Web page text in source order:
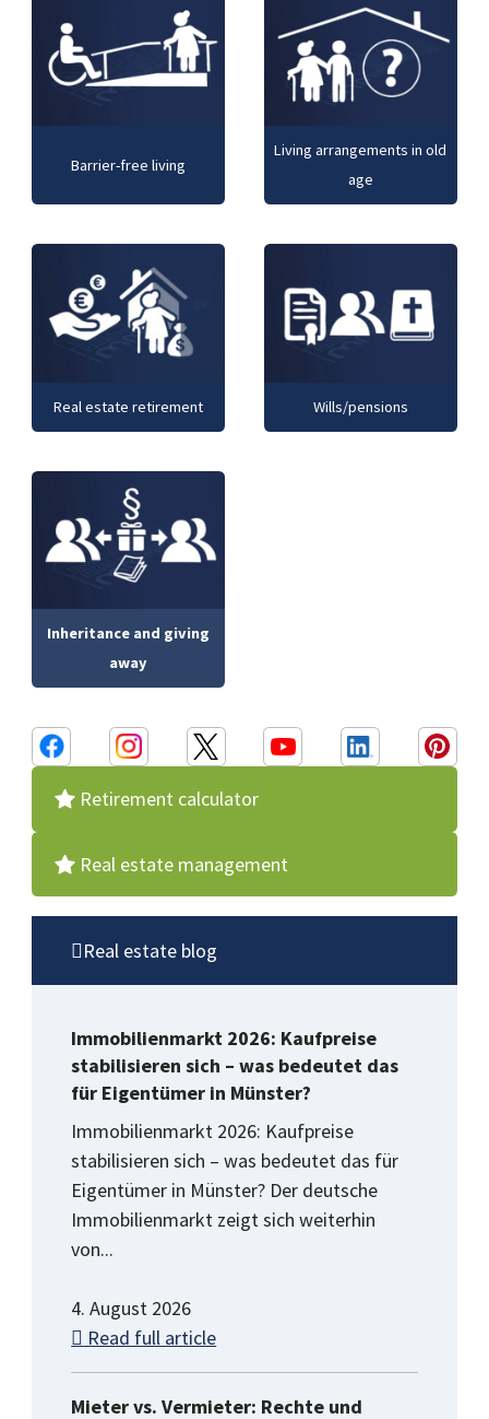
Barrier-free living
Living arrangements in old
age
Real estate retirement Wills/pensions
Inheritance and giving
away
Retirement calculator
Real estate management
Real estate blog
Immobilienmarkt 2026: Kaufpreise
stabilisieren sich – was bedeutet das
für Eigentümer in Münster?
Immobilienmarkt 2026: Kaufpreise
stabilisieren sich – was bedeutet das für
Eigentümer in Münster? Der deutsche
Immobilienmarkt zeigt sich weiterhin
von...
4. August 2026
Read full article
Mieter vs. Vermieter: Rechte und